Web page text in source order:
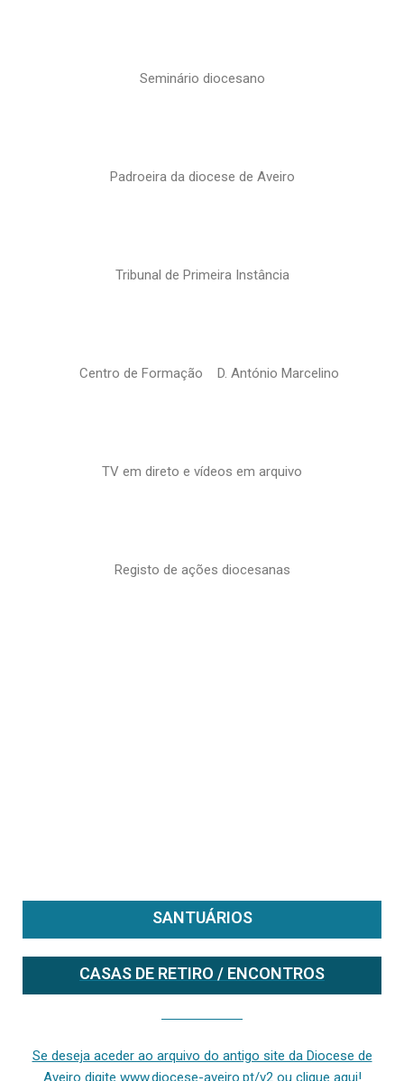
Seminário diocesano
Padroeira da diocese de Aveiro
Tribunal de Primeira Instância
Centro de Formação D. António Marcelino
TV em direto e vídeos em arquivo
Registo de ações diocesanas
SANTUÁRIOS
CASAS DE RETIRO / ENCONTROS
Se deseja aceder ao arquivo do antigo site da Diocese de
Aveiro digite www.diocese-aveiro.pt/v2 ou clique aqui!